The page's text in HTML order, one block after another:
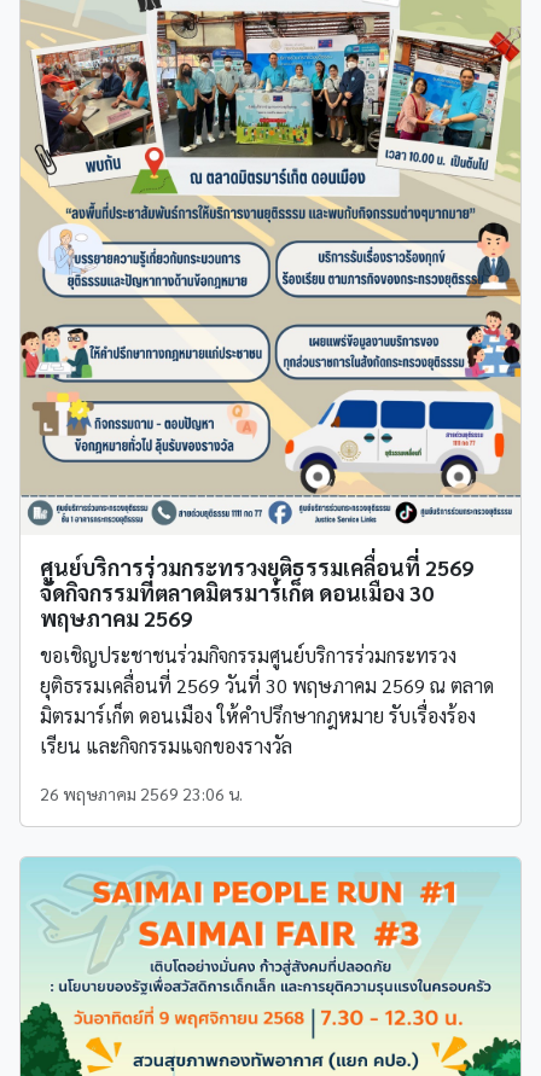
ศูนย์บริการร่วมกระทรวงยุติธรรมเคลื่อนที่ 2569
จัดกิจกรรมที่ตลาดมิตรมาร์เก็ต ดอนเมือง 30
พฤษภาคม 2569
ขอเชิญประชาชนร่วมกิจกรรมศูนย์บริการร่วมกระทรวง
ยุติธรรมเคลื่อนที่ 2569 วันที่ 30 พฤษภาคม 2569 ณ ตลาด
มิตรมาร์เก็ต ดอนเมือง ให้คำปรึกษากฎหมาย รับเรื่องร้อง
เรียน และกิจกรรมแจกของรางวัล
26 พฤษภาคม 2569 23:06 น.